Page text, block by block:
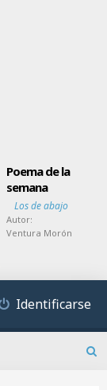
Poema de la
semana
Los de abajo
Autor:
Ventura Morón
Identificarse